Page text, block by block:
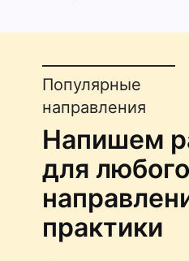
Популярные
направления
Напишем
для любого
практики